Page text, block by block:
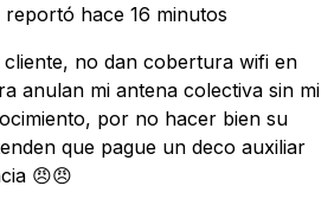
reportó hace 16 minutos
cliente, no dan cobertura wifi en
anulan mi antena colectiva sin mi
por no hacer bien su
que pague un deco auxiliar
😠😠